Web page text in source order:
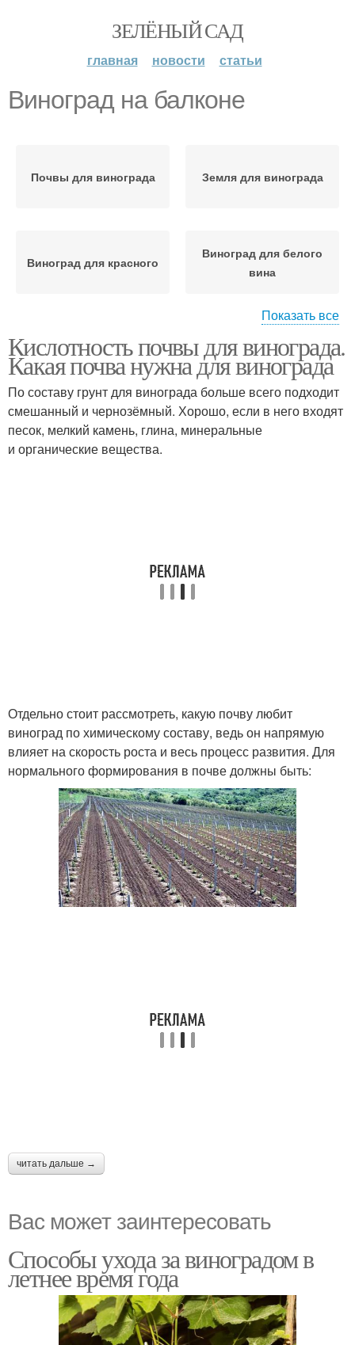
ЗЕЛЁНЫЙ САД
главная новости статьи
Виноград на балконе
Почвы для винограда Земля для винограда
Виноград для красного
Виноград для белого
вина
десертного вина
винограда
Почва для винограда
Показать все
Кислотность почвы для винограда.
Какая почва нужна для винограда
По составу грунт для винограда больше всего подходит
смешанный и чернозёмный. Хорошо, если в него входят
песок, мелкий камень, глина, минеральные
и органические вещества.
Отдельно стоит рассмотреть, какую почву любит
виноград по химическому составу, ведь он напрямую
влияет на скорость роста и весь процесс развития. Для
нормального формирования в почве должны быть:
читать дальше →
Вас может заинтересовать
Способы ухода за виноградом в
летнее время года